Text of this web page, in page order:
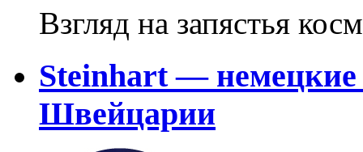
Взгляд на запястья
Steinhart —
Швейцарии